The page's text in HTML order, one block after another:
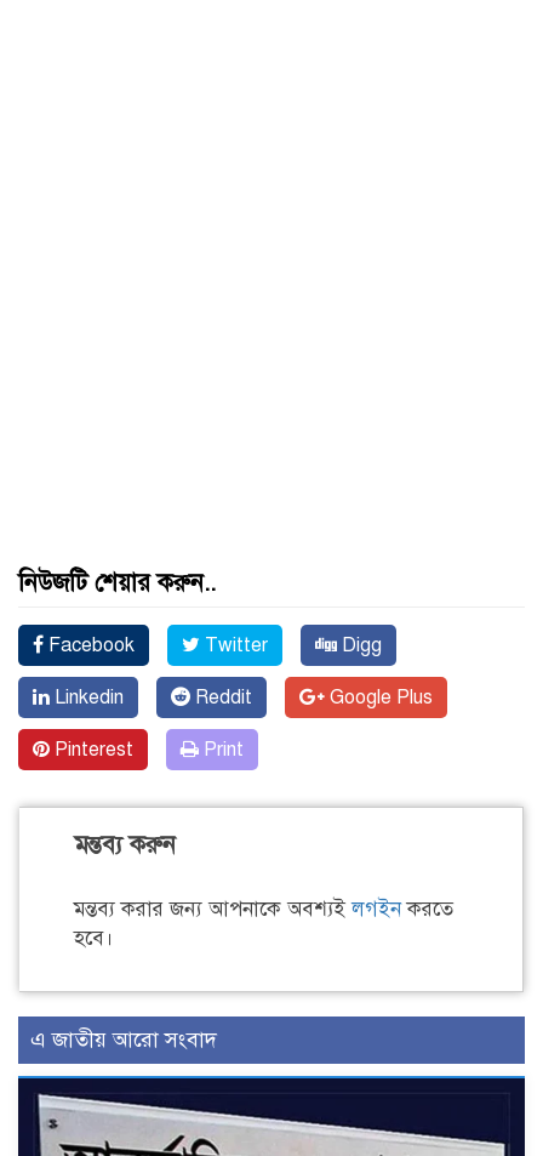
নিউজটি শেয়ার করুন..
Facebook Twitter Digg
Linkedin Reddit Google Plus
Pinterest Print
মন্তব্য করুন
মন্তব্য করার জন্য আপনাকে অবশ্যইলগইনকরতে
হবে।
এ জাতীয় আরো সংবাদ